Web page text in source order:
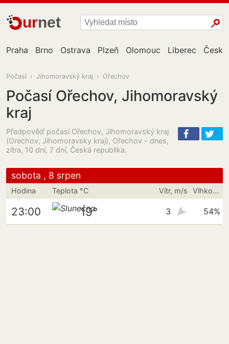
urnet
Praha Brno Ostrava Plzeň Olomouc Liberec
Počasí › Jihomoravský kraj › Ořechov
Počasí Ořechov, Jihomoravský
kraj
Předpověď počasí Ořechov, Jihomoravský kraj
(Orechov, Jihomoravsky kraj), Ořechov - dnes,
zítra, 10 dní, 7 dní, Česká republika.
sobota , 8 srpen
Hodina Teplota °C Vítr, m/s Vlhkost vzduchu
23:00 19° 3 54%